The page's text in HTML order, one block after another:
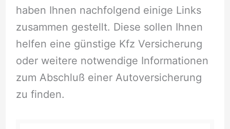
haben Ihnen nachfolgend einige Links
zusammen gestellt. Diese sollen Ihnen
helfen eine günstige Kfz Versicherung
oder weitere notwendige Informationen
zum Abschluß einer Autoversicherung
zu finden.